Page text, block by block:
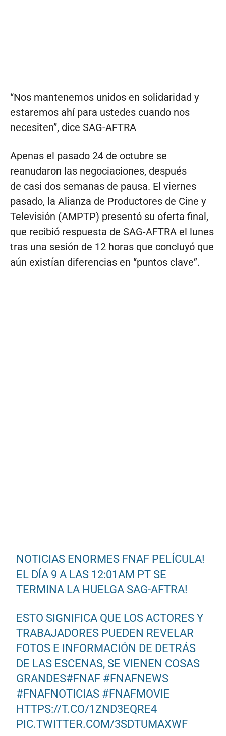
“Nos mantenemos unidos en solidaridad y
estaremos ahí para ustedes cuando nos
necesiten”, dice SAG-AFTRA
Apenas el pasado 24 de octubre se
reanudaron las negociaciones, después
de casi dos semanas de pausa. El viernes
pasado, la Alianza de Productores de Cine y
Televisión (AMPTP) presentó su oferta final,
que recibió respuesta de SAG-AFTRA el lunes
tras una sesión de 12 horas que concluyó que
aún existían diferencias en “puntos clave”.
NOTICIAS ENORMES FNAF PELÍCULA!
EL DÍA 9 A LAS 12:01AM PT SE
TERMINA LA HUELGA SAG-AFTRA!
ESTO SIGNIFICA QUE LOS ACTORES Y
TRABAJADORES PUEDEN REVELAR
FOTOS E INFORMACIÓN DE DETRÁS
DE LAS ESCENAS, SE VIENEN COSAS
GRANDES#FNAF #FNAFNEWS
#FNAFNOTICIAS #FNAFMOVIE
HTTPS://T.CO/1ZND3EQRE4
PIC.TWITTER.COM/3SDTUMAXWF